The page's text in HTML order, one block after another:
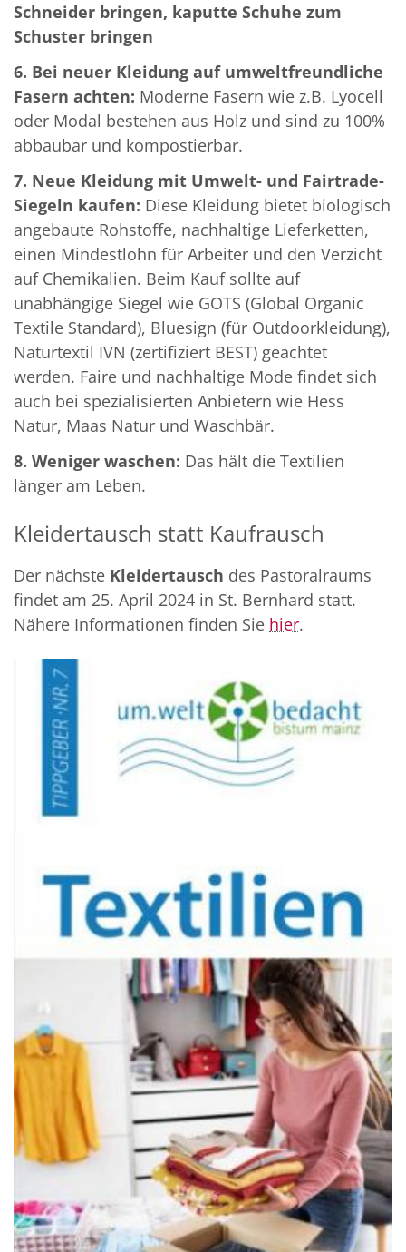
Schneider bringen, kaputte Schuhe zum
Schuster bringen
6. Bei neuer Kleidung auf umweltfreundliche
Fasern achten: Moderne Fasern wie z.B. Lyocell
oder Modal bestehen aus Holz und sind zu 100%
abbaubar und kompostierbar.
7. Neue Kleidung mit Umwelt- und Fairtrade-
Siegeln kaufen: Diese Kleidung bietet biologisch
angebaute Rohstoffe, nachhaltige Lieferketten,
einen Mindestlohn für Arbeiter und den Verzicht
auf Chemikalien. Beim Kauf sollte auf
unabhängige Siegel wie GOTS (Global Organic
Textile Standard), Bluesign (für Outdoorkleidung),
Naturtextil IVN (zertifiziert BEST) geachtet
werden. Faire und nachhaltige Mode findet sich
auch bei spezialisierten Anbietern wie Hess
Natur, Maas Natur und Waschbär.
8. Weniger waschen: Das hält die Textilien
länger am Leben.
Kleidertausch statt Kaufrausch
Der nächste Kleidertausch des Pastoralraums
findet am 25. April 2024 in St. Bernhard statt.
Nähere Informationen finden Sie hier.